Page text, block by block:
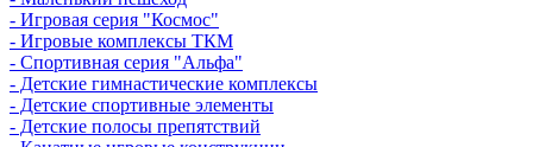
- Игровая серия "Космос"
- Игровые комплексы ТКМ
- Спортивная серия "Альфа"
- Детские гимнастические комплексы
- Детские спортивные элементы
- Детские полосы препятствий